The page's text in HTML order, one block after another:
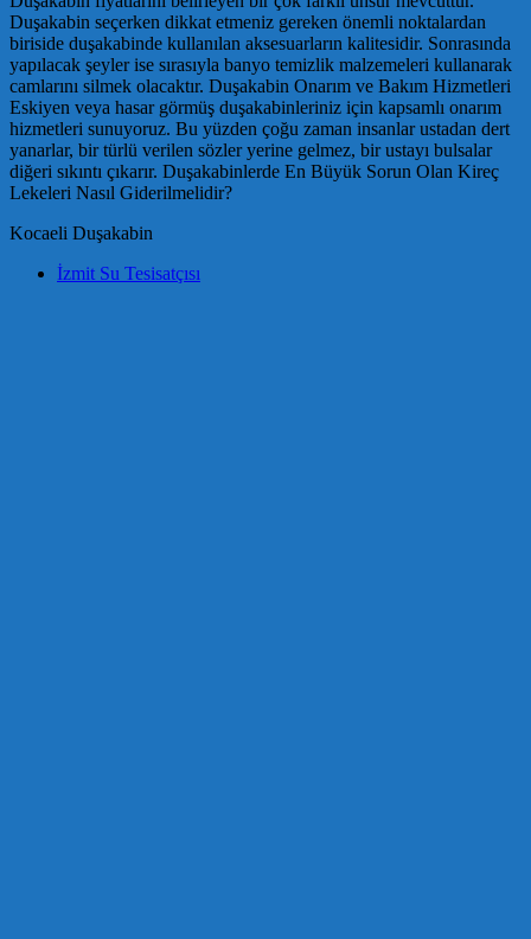
Duşakabin seçerken dikkat etmeniz gereken önemli noktalardan
biriside duşakabinde kullanılan aksesuarların kalitesidir. Sonrasında
yapılacak şeyler ise sırasıyla banyo temizlik malzemeleri kullanarak
camlarını silmek olacaktır. Duşakabin Onarım ve Bakım Hizmetleri
Eskiyen veya hasar görmüş duşakabinleriniz için kapsamlı onarım
hizmetleri sunuyoruz. Bu yüzden çoğu zaman insanlar ustadan dert
yanarlar, bir türlü verilen sözler yerine gelmez, bir ustayı bulsalar
diğeri sıkıntı çıkarır. Duşakabinlerde En Büyük Sorun Olan Kireç
Lekeleri Nasıl Giderilmelidir?
Kocaeli Duşakabin
İzmit Su Tesisatçısı